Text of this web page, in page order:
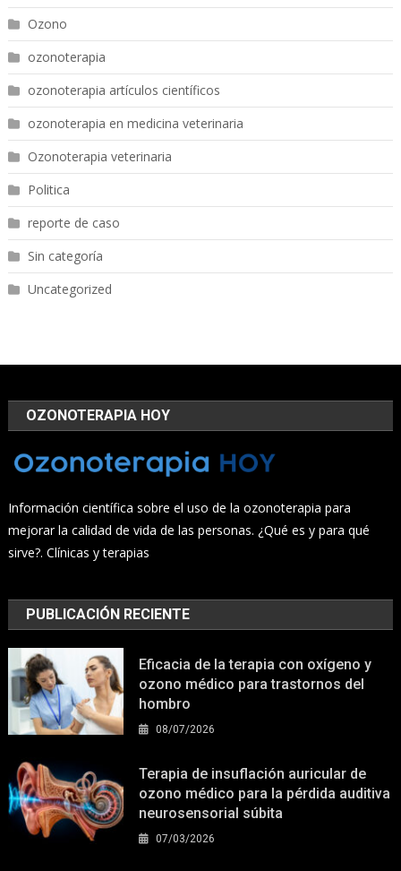
Ozono
ozonoterapia
ozonoterapia artículos científicos
ozonoterapia en medicina veterinaria
Ozonoterapia veterinaria
Politica
reporte de caso
Sin categoría
Uncategorized
OZONOTERAPIA HOY
Información científica sobre el uso de la ozonoterapia para
mejorar la calidad de vida de las personas. ¿Qué es y para qué
sirve?. Clínicas y terapias
PUBLICACIÓN RECIENTE
Eficacia de la terapia con oxígeno y
ozono médico para trastornos del
hombro
08/07/2026
Terapia de insuflación auricular de
ozono médico para la pérdida auditiva
neurosensorial súbita
07/03/2026